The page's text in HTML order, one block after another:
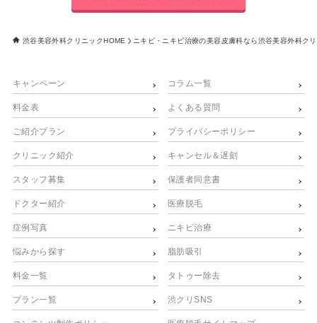
渋谷美容外科クリニックHOME ニキビ・ニキビ治療の美容皮膚科なら渋谷美容外科ク
キャンペーン
料金表
ご紹介プラン
クリニック紹介
スタッフ募集
ドクター紹介
症例写真
悩みから探す
料金一覧
プラン一覧
コラム一覧
よくある質問
プライバシーポリシー
キャンセル＆遅刻
保護者同意書
医療脱毛
ニキビ治療
脂肪吸引
タトゥー除去
渋クリSNS